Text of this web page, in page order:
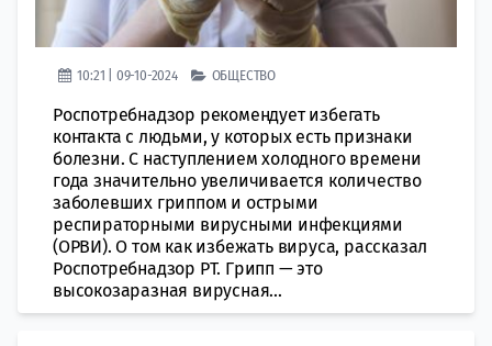
10:21 | 09-10-2024 ОБЩЕСТВО
Роспотребнадзор рекомендует избегать
контакта с людьми, у которых есть признаки
болезни. С наступлением холодного времени
года значительно увеличивается количество
заболевших гриппом и острыми
респираторными вирусными инфекциями
(ОРВИ). О том как избежать вируса, рассказал
Роспотребнадзор РТ. Грипп — это
высокозаразная вирусная...